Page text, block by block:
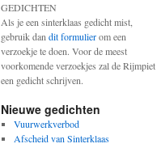
GEDICHTEN
Als je een sinterklaas gedicht mist,
gebruik dan dit formulierom een
verzoekje te doen. Voor de meest
voorkomende verzoekjes zal de Rijmpiet
een gedicht schrijven.
Nieuwe gedichten
Vuurwerkverbod
Afscheid van Sinterklaas